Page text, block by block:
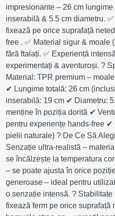
impresionante – 26 cm
inserabilă & 5.5 cm diametru.
fixează pe orice suprafață
free . ✅ Material sigur & moale
fără ftalați. ✅ Experiență
experimentați & aventuroși. ?
Material: TPR premium –
✔ Lungime totală: 26 cm
inserabilă: 19 cm ✔ Diametru:
menține în poziția dorită ✔
pentru experiențe hands-free
pielii naturale) ? De Ce Să
Senzație ultra-realistă –
se încălzește la temperatura
– se poate ajusta în orice
generoase – ideal pentru
o senzație intensă. ?
fixează ferm pe orice suprafață